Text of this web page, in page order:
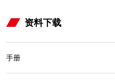
资料下载
手册